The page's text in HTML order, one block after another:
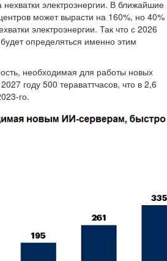
нехватки электроэнергии. В ближайшие
может вырасти на 160%, но 40%
электроэнергии. Так что с 2026
определяться именно этим
необходимая для работы новых
году 500 тераваттчасов, что в 2,6
го.